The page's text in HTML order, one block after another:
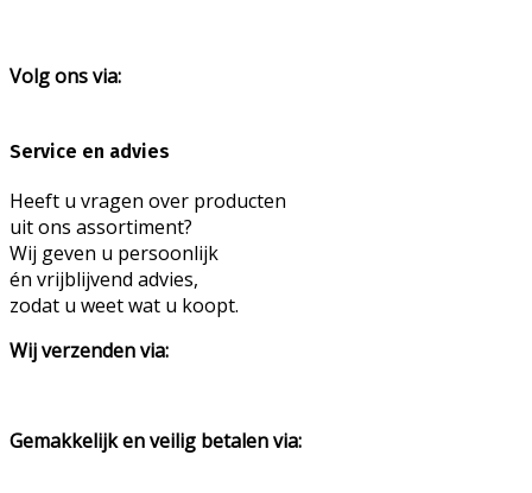
Volg ons via:
Service en advies
Heeft u vragen over producten
uit ons assortiment?
Wij geven u persoonlijk
én vrijblijvend advies,
zodat u weet wat u koopt.
Wij verzenden via:
Gemakkelijk en veilig betalen via: